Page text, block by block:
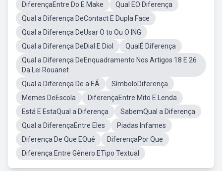
DiferençaEntre Do E Make
Qual EO Diferença
Qual a Diferença DeContact E Dupla Face
Qual a Diferença DeUsar O to Ou O ING
Qual a Diferença DeDial E Diol
QualÉ Diferença
Qual a Diferença DeEnquadramento Nos Artigos 18 E 26
Da Lei Rouanet
Qual a Diferença De a EÁ
SímboloDiferença
Memes DeEscola
DiferençaEntre Mito E Lenda
Está E EstaQual a Diferença
SabemQual a Diferença
Qual a DiferençaEntre Eles
Piadas Infames
Diferença De Que EQuê
DiferençaPor Que
Diferença Entre Gênero ETipo Textual